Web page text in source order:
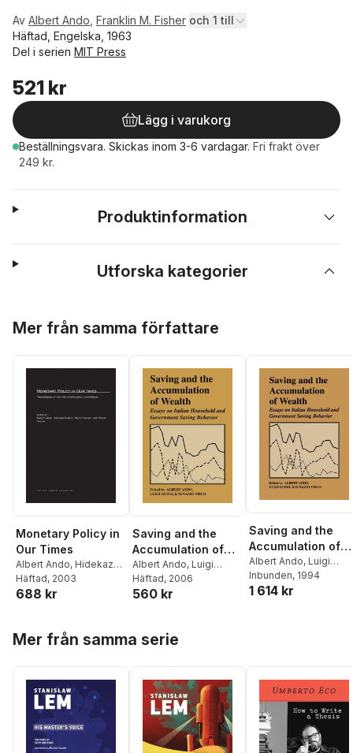
Av Albert Ando Franklin M. Fisher och 1 till
Häftad, Engelska, 1963
Del i serien MIT Press
521 kr
Lägg i varukorg
Beställningsvara. Skickas inom 3-6 vardagar. Fri frakt över
249 kr.
Produktinformation
Utforska kategorier
Mer från samma författare
Monetary Policy in
Our Times
Albert Ando, Hidekazu
Eguchi, Roger E. A.
Farmer,Yoshio Suzuki
Häftad, 2003
688 kr
Saving and the
Accumulation of
Wealth
Albert Ando, Luigi
Guiso,Ignazio Visco
Häftad, 2006
560 kr
Saving and the
Accumulation of
Wealth
Albert Ando, Luigi
Guiso,Ignazio Visco
Inbunden, 1994
1 614 kr
Mer från samma serie